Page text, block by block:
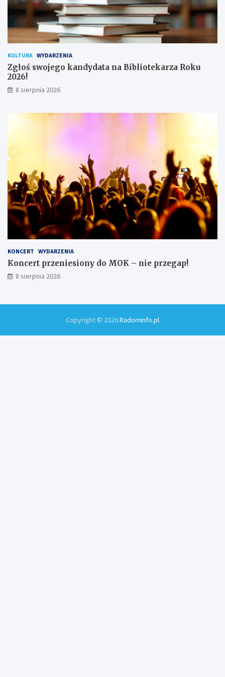
o
n
i
ó
w
KULTURA WYDARZENIA
Zgłoś swojego kandydata na Bibliotekarza Roku
2026!
8 sierpnia 2026
KONCERT WYDARZENIA
Koncert przeniesiony do MOK – nie przegap!
8 sierpnia 2026
Copyright © 2026RadomInfo.pl